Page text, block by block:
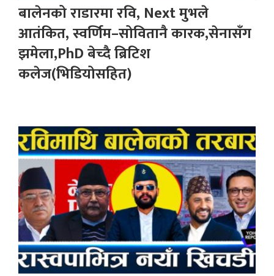
बालेनको राडारमा रवि, Next मुभले
आतंकित, स्वर्णिम–सोवितानै कारक,सेनासँग
झमेला,PhD बेच्दै ब्रिटिश
कलेज(भिडियोसहित)